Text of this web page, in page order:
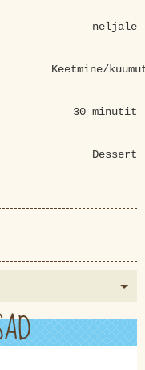
neljale
Keetmine/
30 minutit
Dessert